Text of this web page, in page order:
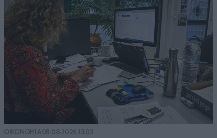
ΟΙΚΟΝΟΜΙΑ08·08·2026 13:03